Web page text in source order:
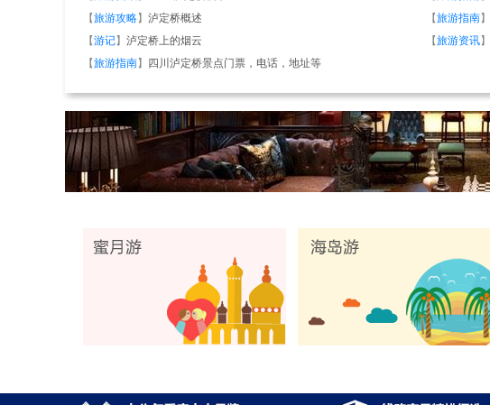
【旅游攻略】 泸定桥概述 【旅游指南】
【游记】 泸定桥上的烟云 【旅游资讯】
【旅游指南】 四川泸定桥景点门票，电话，地址等